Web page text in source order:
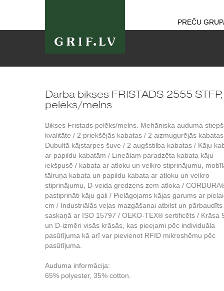
PREČU
Darba bikses FRISTADS 2555 STFP,
pelēks/melns
Bikses Fristads pelēks/melns. Mehāniska auduma
kvalitāte / 2 priekšējās kabatas / 2 aizmugurējās
Dubultā kājstarpes šuve / 2 augšstilba kabatas / Kāju
ar papildu kabatām / Lineālam paradzēta kabata kāju
iekšpusē / kabata ar atloku un velkro stiprinājumu,
tālruņa kabata un papildu kabata ar atloku un velkro
stiprinājumu, D-veida gredzens zem atloka /
pastiprināti kāju gali / Pielāgojams kājas garums ar
cm / Industriālās veļas mazgāšanai atbilst un pārbaudīts
saskaņā ar ISO 15797 / OEKO-TEX® sertificēts / Krāsa
un D-izmēri visās krāsās, kas pieejami pēc individuāla
pasūtījuma kā arī var pievienot RFID mikroshēmu pēc
pasūtījuma.
Auduma informācija:
65% polyester, 35% cotton.